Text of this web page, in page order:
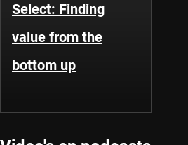
Select: Finding
value from the
bottom up